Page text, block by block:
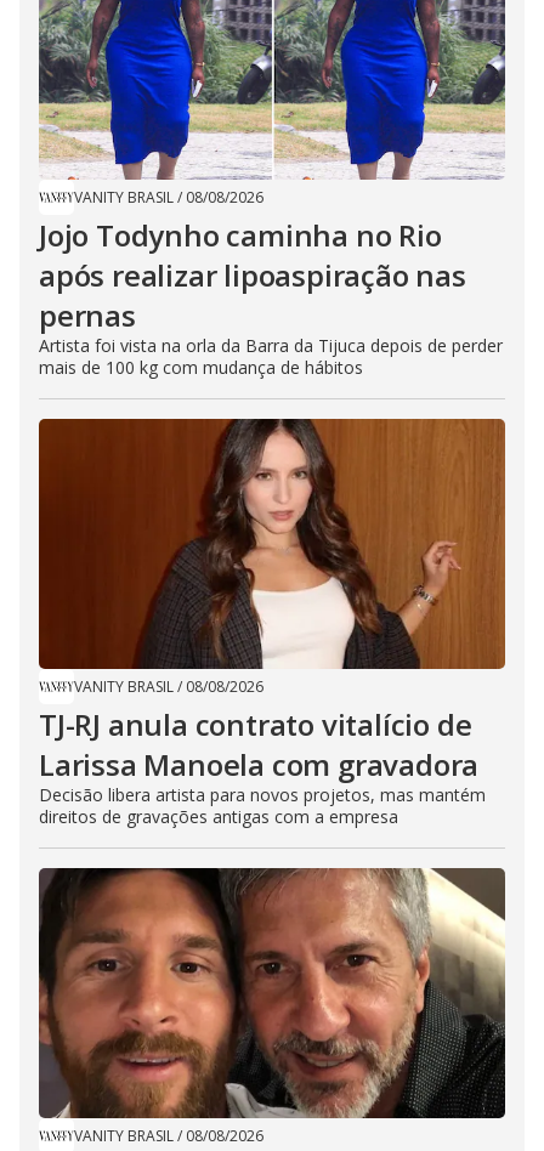
VANITY BRASIL/ 08/08/2026
Jojo Todynho caminha no Rio
após realizar lipoaspiração nas
pernas
Artista foi vista na orla da Barra da Tijuca depois de perder
mais de 100 kg com mudança de hábitos
VANITY BRASIL/ 08/08/2026
TJ-RJ anula contrato vitalício de
Larissa Manoela com gravadora
Decisão libera artista para novos projetos, mas mantém
direitos de gravações antigas com a empresa
VANITY BRASIL/ 08/08/2026